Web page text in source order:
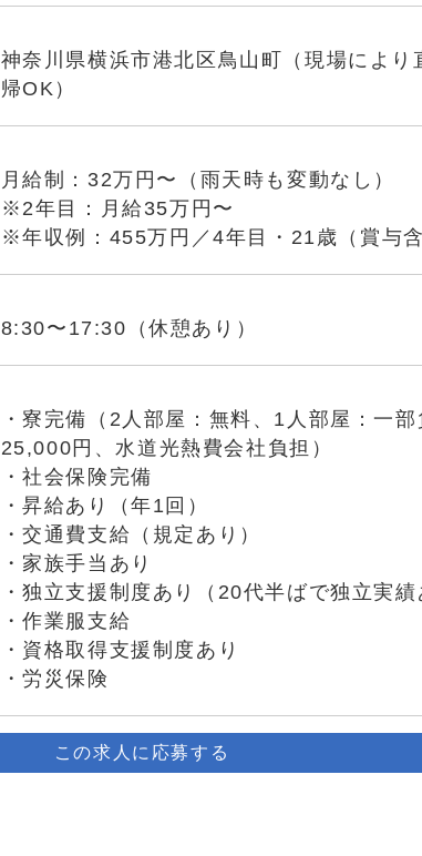
神奈川県横浜市港北区鳥山町（現場により
帰OK）
月給制：32万円〜（雨天時も変動なし）
※2年目：月給35万円〜
※年収例：455万円／4年目・21歳（賞与含
8:30〜17:30（休憩あり）
・寮完備（2人部屋：無料、1人部屋：一部
25,000円、水道光熱費会社負担）
・社会保険完備
・昇給あり（年1回）
・交通費支給（規定あり）
・家族手当あり
・独立支援制度あり（20代半ばで独立実績
・作業服支給
・資格取得支援制度あり
・労災保険
この求人に応募する